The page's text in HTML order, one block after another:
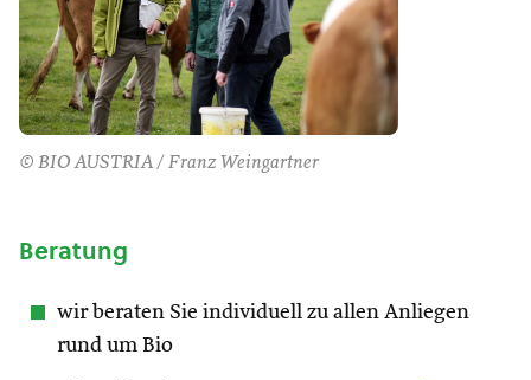
© BIO AUSTRIA / Franz Weingartner
Beratung
wir beraten Sie individuell zu allen Anliegen
rund um Bio